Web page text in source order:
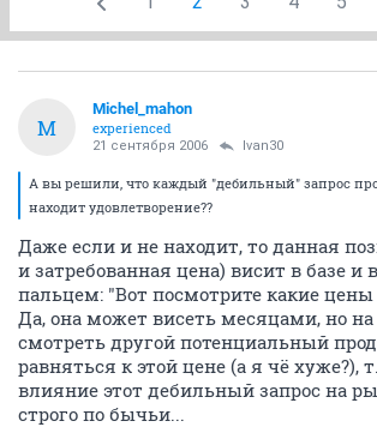
M
Michel_mahon
experienced
21 сентября 2006 Ivan30
А вы решили, что каждый "дебильный" запрос
находит удовлетворение??
Даже если и не находит, то данная
и затребованная цена) висит в базе и
пальцем: "Вот посмотрите какие цены
Да, она может висеть месяцами, но на
смотреть другой потенциальный
равняться к этой цене (а я чё хуже?),
влияние этот дебильный запрос на
строго по бычьи...